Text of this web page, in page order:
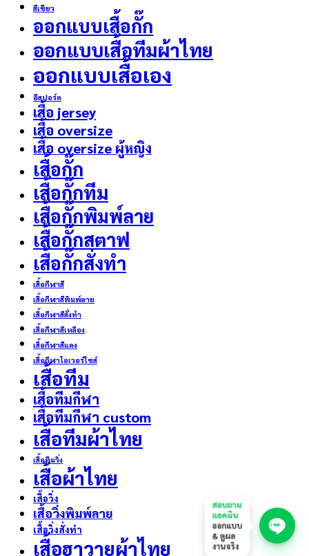
สีเขียว
ออกแบบเสื้อกั๊ก
ออกแบบเสื้อทีมผ้าไทย
ออกแบบเสื้อเอง
อีสปอร์ต
เสื้อ jersey
เสื้อ oversize
เสื้อ oversize ผู้หญิง
เสื้อกั๊ก
เสื้อกั๊กทีม
เสื้อกั๊กพิมพ์ลาย
เสื้อกั๊กสตาฟ
เสื้อกั๊กสั่งทำ
เสื้อกีฬาสี
เสื้อกีฬาสีพิมพ์ลาย
เสื้อกีฬาสีสั่งทำ
เสื้อกีฬาสีเหลือง
เสื้อกีฬาสีแดง
เสื้อกีฬาโอเวอร์ไซส์
เสื้อทีม
เสื้อทีมกีฬา
เสื้อทีมกีฬา custom
เสื้อทีมผ้าไทย
เสื้อทีมวิ่ง
เสื้อผ้าไทย
เสื้อวิ่ง
เสื้อวิ่งพิมพ์ลาย
เสื้อวิ่งสั่งทำ
เสื้อฮาวายผ้าไทย
สอบถาม
แอดมิน
ออกแบบ
& ดูผล
งานจริง